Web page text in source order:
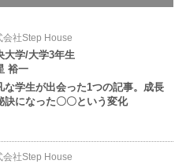
会社Step House
大学/大学3年生
裕一
な学生が出会った1つの記事。成長
訣になった〇〇という変化
会社Step House